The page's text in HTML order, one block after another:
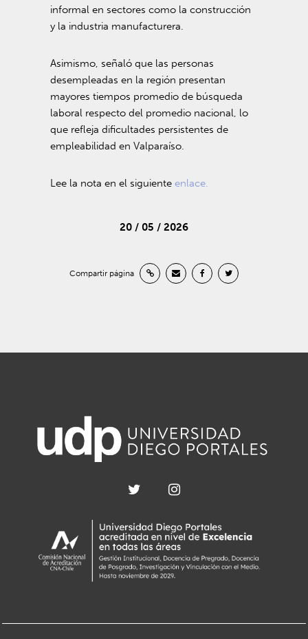
informal en sectores como la construcción
y la industria manufacturera.
Asimismo, señaló que las personas
desempleadas en la región presentan
mayores tiempos promedio de búsqueda
laboral respecto del promedio nacional, lo
que refleja dificultades persistentes de
empleabilidad en Valparaíso.
Lee la nota en el siguienteenlace.
20 / 05 / 2026
Compartir página